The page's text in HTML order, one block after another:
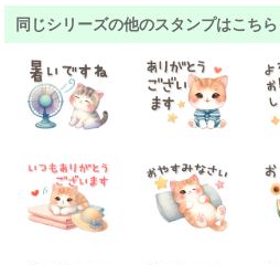
同じシリーズの他のスタンプはこちら